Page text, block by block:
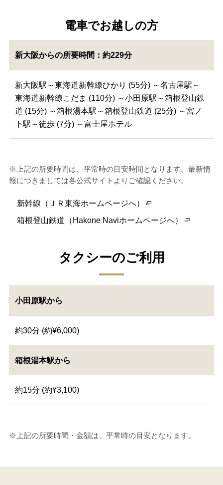
電車でお越しの方
新大阪からの所要時間：約229分
新大阪駅～東海道新幹線ひかり (55分) ～名古屋駅～
東海道新幹線こだま (110分) ～小田原駅～箱根登山鉄
道 (15分) ～箱根湯本駅～箱根登山鉄道 (25分) ～宮ノ
下駅～徒歩 (7分) ～富士屋ホテル
※上記の所要時間は、平常時の目安時間となります。最新情
報につきましては各公式サイトよりご確認ください。
新幹線（ＪＲ東海ホームページへ）
箱根登山鉄道（Hakone Naviホームページへ）
タクシーのご利用
小田原駅から
約30分 (約¥6,000)
箱根湯本駅から
約15分 (約¥3,100)
※上記の所要時間・金額は、平常時の目安となります。